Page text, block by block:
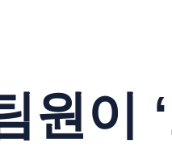
이